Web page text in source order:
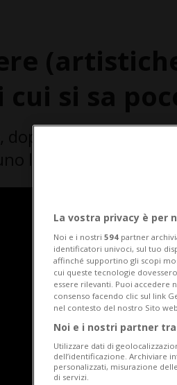
La vostra privacy è per
Noi e i nostri 594 partner
identificatori univoci, sul tuo
affinché supportino gli scopi
cui queste tecnologie
essere rilevanti. Puoi accedere
consenso facendo clic sul link
nel contesto del nostro Sito
Noi e i nostri partner
Utilizzare dati di
dell’identificazione. Archiviare
personalizzati, misurazione
di servizi.